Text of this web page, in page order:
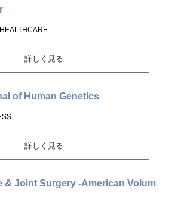
詳しく見る
of Human Genetics
詳しく見る
& Joint Surgery -American Volum